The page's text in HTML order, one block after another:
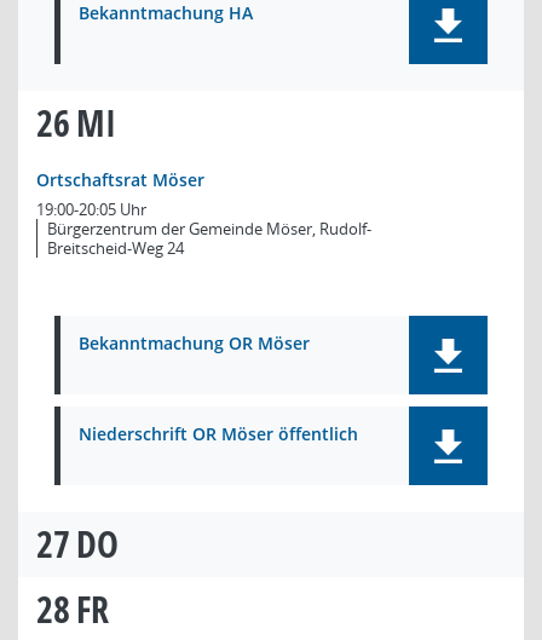
Bekanntmachung HA
26MI
Ortschaftsrat Möser
19:00-20:05 Uhr
Bürgerzentrum der Gemeinde Möser, Rudolf-
Breitscheid-Weg 24
Bekanntmachung OR Möser
Niederschrift OR Möser öffentlich
27DO
28FR